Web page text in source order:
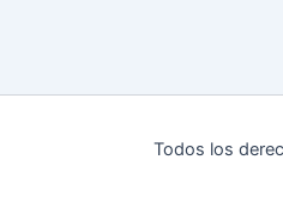
Todos los